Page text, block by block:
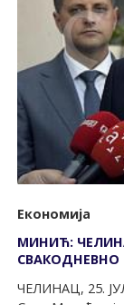
Економија
МИНИЋ:
СВАКОДНЕВНО
ЧЕЛИНАЦ, 25.